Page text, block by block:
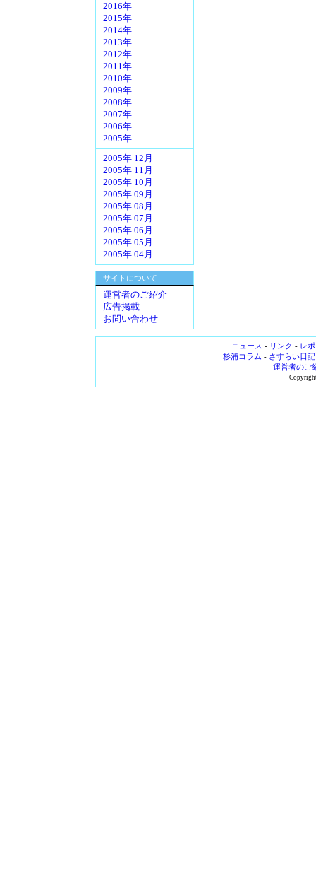
2016年
2015年
2014年
2013年
2012年
2011年
2010年
2009年
2008年
2007年
2006年
2005年
2005年 12月
2005年 11月
2005年 10月
2005年 09月
2005年 08月
2005年 07月
2005年 06月
2005年 05月
2005年 04月
サイトについて
運営者のご紹介
広告掲載
お問い合わせ
ニュース - リンク - レ
杉浦コラム - さすらい日記
運営者のご